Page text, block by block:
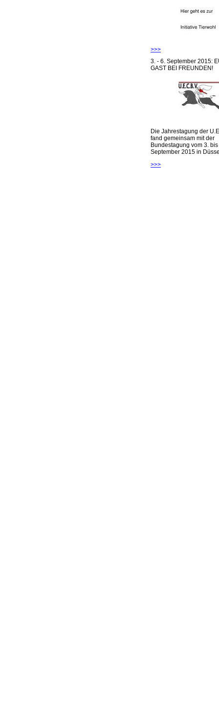
>>>
3. - 6. September 2015:
GAST BEI FREUNDEN!
Die Jahrestagung der
fand gemeinsam mit der
Bundestagung vom 3. bis
September 2015 in
>>>